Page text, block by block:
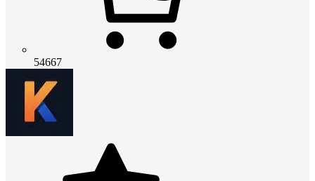
54667